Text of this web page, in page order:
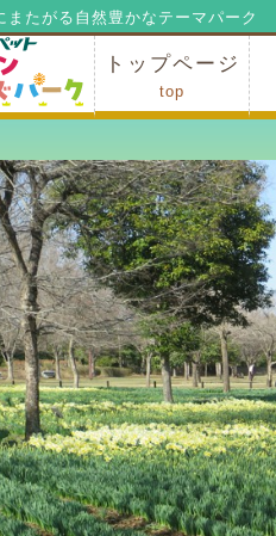
たがる自然豊かなテーマパーク
トップページ
top